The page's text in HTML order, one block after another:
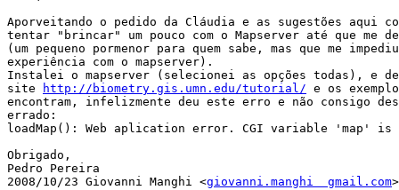
Aporveitando o pedido da Cláudia e as sugestões aqui
tentar "brincar" um pouco com o Mapserver até que me
(um pequeno pormenor para quem sabe, mas que me
experiência com o mapserver).
Instalei o mapserver (selecionei as opções todas), e
site
http://biometry.gis.umn.edu/tutorial/ e os
encontram, infelizmente deu este erro e não consigo
errado:
loadMap(): Web aplication error. CGI variable 'map' is
Obrigado,
Pedro Pereira
2008/10/23 Giovanni Manghi <giovanni.manghi  gmail.com>